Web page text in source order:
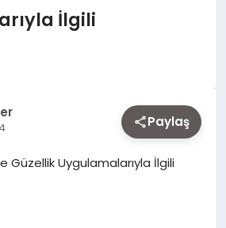
İlgili
Paylaş